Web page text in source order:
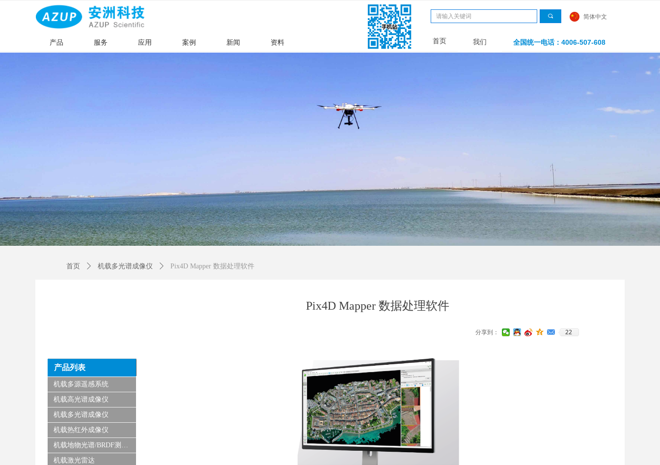
产品 服务 应用 案例 新闻 资料
끠
文章
全国统一电话：4006-507-608
首页 我们
简体中文
Pix4D Mapper 数据处理软件
分享到： 22
机载多源遥感系统
机载高光谱成像仪
机载多光谱成像仪
机载热红外成像仪
机载地物光谱/BRDF测量系统
机载激光雷达
产品列表
首页 ꄲ 机载多光谱成像仪 ꄲ Pix4D Mapper 数据处理软件